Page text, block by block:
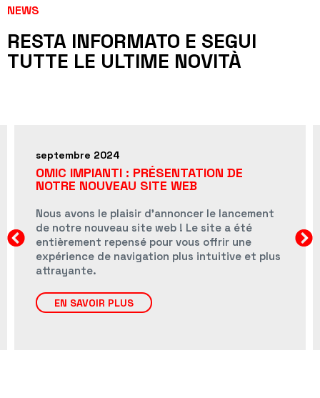
NEWS
RESTA INFORMATO E SEGUI
TUTTE LE ULTIME NOVITÀ
septembre 2024
OMIC IMPIANTI : PRÉSENTATION DE
NOTRE NOUVEAU SITE WEB
Nous avons le plaisir d'annoncer le lancement
de notre nouveau site web ! Le site a été
entièrement repensé pour vous offrir une
expérience de navigation plus intuitive et plus
attrayante.
EN SAVOIR PLUS